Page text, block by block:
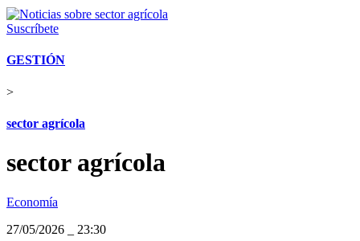
Suscríbete
GESTIÓN
>
sector agrícola
sector agrícola
Economía
27/05/2026
23:30